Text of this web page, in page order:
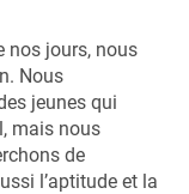
nos jours, nous
Nous
jeunes qui
mais nous
de
l’aptitude et la